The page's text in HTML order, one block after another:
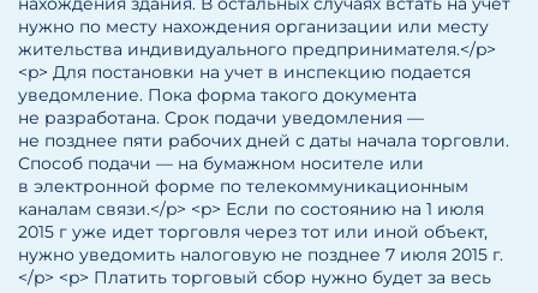
нужно по месту нахождения организации или месту
жительства индивидуального предпринимателя.</p>
<p> Для постановки на учет в инспекцию подается
уведомление. Пока форма такого документа
не разработана. Срок подачи уведомления —
не позднее пяти рабочих дней с даты начала торговли.
Способ подачи — на бумажном носителе или
в электронной форме по телекоммуникационным
каналам связи.</p> <p> Если по состоянию на 1 июля
2015 г уже идет торговля через тот или иной объект,
нужно уведомить налоговую не позднее 7 июля 2015 г.
</p> <p> Платить торговый сбор нужно будет за весь